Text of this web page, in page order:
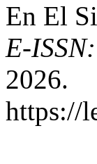
En El
E-
2026.
https://